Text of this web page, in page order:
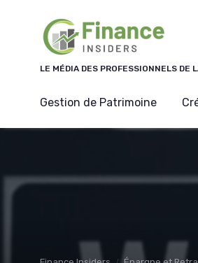
LE MÉDIA DES PROFESSIONNELS DE
Gestion de Patrimoine